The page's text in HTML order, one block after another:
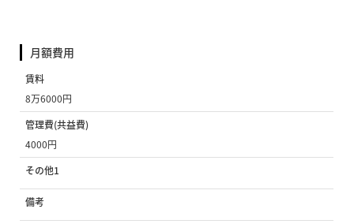
月額費用
賃料
8万6000円
管理費(共益費)
4000円
その他1
備考